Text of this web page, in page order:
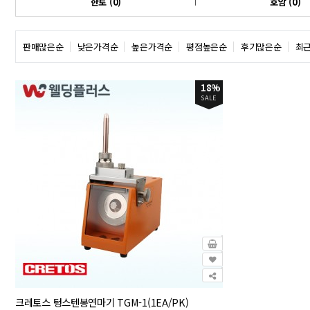
판매많은순 낮은가격순 높은가격순 평점높은순 후기많은순 최
18%
SALE
크레토스 텅스텐봉연마기 TGM-1(1EA/PK)